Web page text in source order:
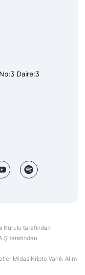
Daire:3
Kurulu tarafından
tarafından
Midas Kripto Varlık Alım